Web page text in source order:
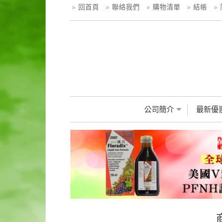
回首頁 聯絡我們 購物清單 結帳
公司簡介 最新優